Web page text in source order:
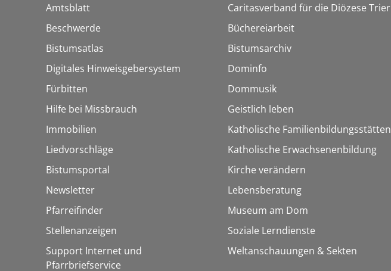
Amtsblatt
Beschwerde
Bistumsatlas
Digitales Hinweisgebersystem
Fürbitten
Hilfe bei Missbrauch
Immobilien
Liedvorschläge
Bistumsportal
Newsletter
Pfarreifinder
Stellenanzeigen
Support Internet und
Pfarrbriefservice
Caritasverband für die Diözese Trier
Büchereiarbeit
Bistumsarchiv
Dominfo
Dommusik
Geistlich leben
Katholische Familienbildungsstätten
Katholische Erwachsenenbildung
Kirche verändern
Lebensberatung
Museum am Dom
Soziale Lerndienste
Weltanschauungen & Sekten